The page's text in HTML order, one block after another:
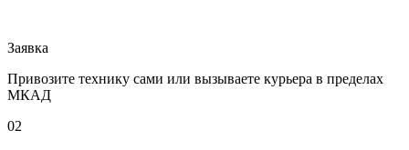
Заявка
Привозите технику сами или вызываете курьера в пределах
МКАД
02